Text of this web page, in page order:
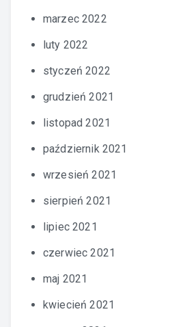
marzec 2022
luty 2022
styczeń 2022
grudzień 2021
listopad 2021
październik 2021
wrzesień 2021
sierpień 2021
lipiec 2021
czerwiec 2021
maj 2021
kwiecień 2021